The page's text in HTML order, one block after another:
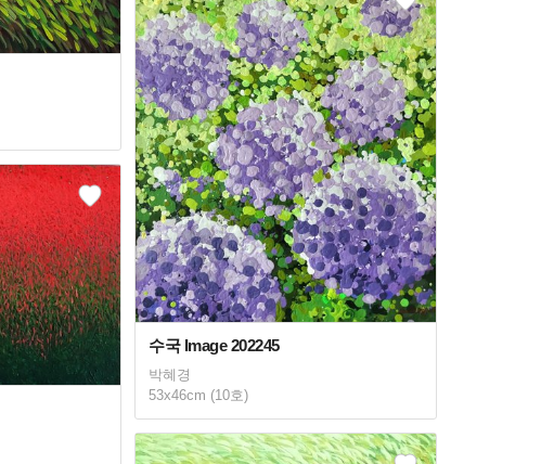
수국 Image 202245
박혜경
53x46cm (10호)